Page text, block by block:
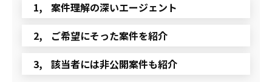
案件理解の深いエージェント
ご希望にそった案件を紹介
該当者には非公開案件も紹介